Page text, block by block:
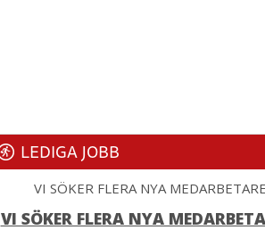
LEDIGA JOBB
VI SÖKER FLERA NYA